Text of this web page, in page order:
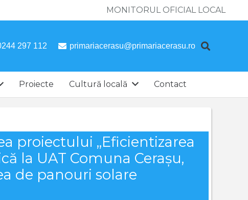
MONITORUL OFICIAL LOCAL
297 112 primariacerasu@primariacerasu.ro
Proiecte Cultură locală Contact
proiectului „Eficientizarea
la UAT Comuna Cerașu,
de panouri solare